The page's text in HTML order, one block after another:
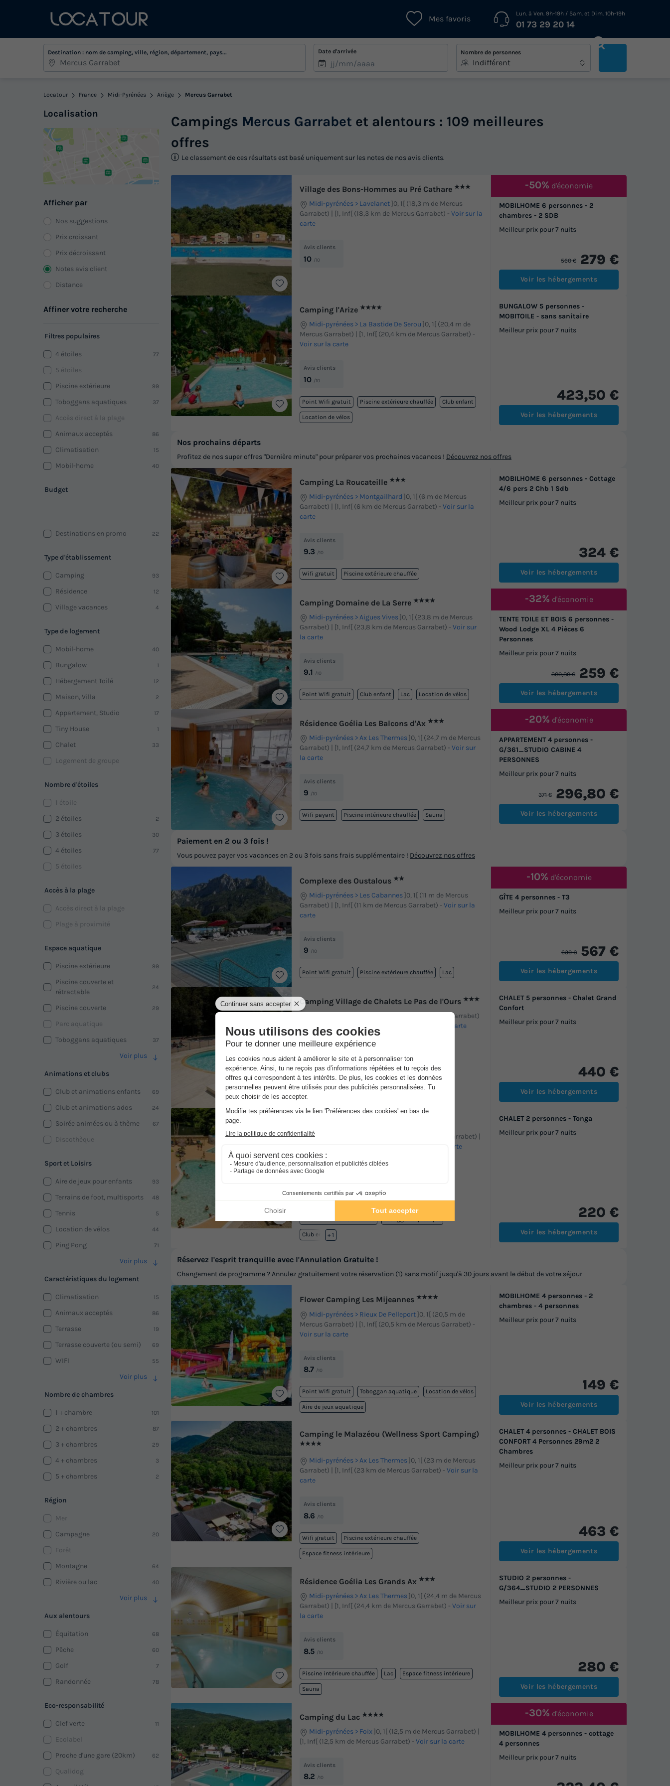
Mes favoris
Lun. à Ven. 9h-19h / Sam. et Dim. 10h-19h
01 73 29 20 14
Destination : nom de camping, ville, région, département, pays... Date d'arrivée Nombre de personnes
Indifférent
Locatour France Midi-Pyrénées Ariège Mercus Garrabet
Localisation
Afficher par
Nos suggestions
Prix croissant
Prix décroissant
Notes avis client
Distance
Affiner votre recherche
Filtres populaires
4 étoiles 77
5 étoiles
Piscine extérieure
99
Toboggans aquatiques 37
Accès direct à la plage
Animaux acceptés
86
Climatisation 15
Mobil-home 40
Budget
Destinations en promo 22
Type d'établissement
Camping 93
Résidence 12
Village vacances 4
Type de logement
Mobil-home 40
Bungalow 1
Hébergement Toilé 12
Maison, Villa 2
Appartement, Studio 17
Tiny House 1
Chalet 33
Logement de groupe
Nombre d'étoiles
1 étoile
2 étoiles
2
3 étoiles 30
4 étoiles 77
5 étoiles
Accès à la plage
Accès direct à la plage
Plage à proximité
Espace aquatique
Piscine extérieure 99
Piscine couverte et
rétractable
24
Piscine couverte 29
Parc aquatique
Toboggans aquatiques
37
Voir plus
Animations et clubs
Club et animations enfants 69
Club et animations ados 24
Soirée animées ou à thème 67
Discothèque
Sport et Loisirs
Aire de jeux pour enfants 93
Terrains de foot, multisports 48
Tennis 5
Location de vélos 44
Ping Pong 71
Voir plus
Caractéristiques du logement
Climatisation 15
Animaux acceptés 86
Terrasse 19
Terrasse couverte (ou semi) 69
WIFI 55
Voir plus
Nombre de chambres
1 + chambre 101
2 + chambres 87
3 + chambres 29
4 + chambres 3
5 + chambres 2
Région
Mer
Campagne
20
Forêt
Montagne
64
Rivière ou lac 40
Voir plus
Aux alentours
Équitation 68
Pêche 60
Golf 7
Randonnée 78
Eco-responsabilité
Clef verte 11
Ecolabel
Proche d'une gare (20km)
62
Qualidog
Campings Mercus Garrabet et alentours : 109 meilleures
offres
Le classement de ces résultats est basé uniquement sur les notes de nos avis clients.
Village des Bons-Hommes au Pré Cathare ★★★
Midi-pyrénées Lavelanet]0, 1[ (18,3 m de Mercus
Garrabet) | [1, Inf[ (18,3 km de Mercus Garrabet) - Voir sur la
carte
Avis clients
10 /10
MOBILHOME 6 personnes - 2
chambres - 2 SDB
Meilleur prix pour 7 nuits
560 € 279 €
-50% d'économie
Voir les hébergements
Camping l'Arize ★★★★
Midi-pyrénées La Bastide De Serou ]0, 1[ (20,4 m de
Mercus Garrabet) | [1, Inf[ (20,4 km de Mercus Garrabet) -
Voir sur la carte
Avis clients
10 /10
Point Wifi gratuit Piscine extérieure chauffée Club enfant
Location de vélos
BUNGALOW 5 personnes -
MOBITOILE - sans sanitaire
Meilleur prix pour 7 nuits
423,50 €
Voir les hébergements
Camping La Roucateille ★★★
Midi-pyrénées Montgailhard ]0, 1[ (6 m de Mercus
Garrabet) | [1, Inf[ (6 km de Mercus Garrabet) - Voir sur la
carte
Avis clients
9.3 /10
Wifi gratuit Piscine extérieure chauffée
MOBILHOME 6 personnes - Cottage
4/6 pers 2 Chb 1 Sdb
Meilleur prix pour 7 nuits
324 €
Voir les hébergements
Camping Domaine de La Serre ★★★★
Midi-pyrénées Aigues Vives]0, 1[ (23,8 m de Mercus
Garrabet) | [1, Inf[ (23,8 km de Mercus Garrabet) - Voir sur
la carte
Avis clients
9.1 /10
Point Wifi gratuit Club enfant Lac Location de vélos
TENTE TOILE ET BOIS 6 personnes -
Wood Lodge XL 4 Pièces 6
Personnes
Meilleur prix pour 7 nuits
380,88 € 259 €
-32% d'économie
Voir les hébergements
Résidence Goélia Les Balcons d'Ax ★★★
Midi-pyrénées Ax Les Thermes]0, 1[ (24,7 m de Mercus
Garrabet) | [1, Inf[ (24,7 km de Mercus Garrabet) - Voir sur
la carte
Avis clients
9 /10
Wifi payant Piscine intérieure chauffée Sauna
APPARTEMENT 4 personnes -
G/361_STUDIO CABINE 4
PERSONNES
Meilleur prix pour 7 nuits
371 € 296,80 €
-20% d'économie
Voir les hébergements
Complexe des Oustalous ★★
Midi-pyrénées Les Cabannes]0, 1[ (11 m de Mercus
Garrabet) | [1, Inf[ (11 km de Mercus Garrabet) - Voir sur la
carte
Avis clients
9 /10
Point Wifi gratuit Piscine extérieure chauffée Lac
GÎTE 4 personnes - T3
Meilleur prix pour 7 nuits
630 € 567 €
-10% d'économie
Voir les hébergements
Camping Village de Chalets Le Pas de l'Ours ★★★
]0, 1[ (12,1 m de Mercus Garrabet)
| [1, Inf[ (12,1 km de Mercus Garrabet)
Voir sur la carte
8.9 /10
CHALET 5 personnes - Chalet Grand
Confort
Meilleur prix pour 7 nuits
440 €
Voir les hébergements
Midi-pyrénées
]0, 1[ (7,8 m de Mercus Garrabet) |
Voir sur la carte
Avis clients
Club enfant
+ 1
CHALET 2 personnes - Tonga
Meilleur prix pour 7 nuits
220 €
Voir les hébergements
Flower Camping Les Mijeannes ★★★★
Midi-pyrénées Rieux De Pelleport]0, 1[ (20,5 m de
Mercus Garrabet) | [1, Inf[ (20,5 km de Mercus Garrabet) -
Voir sur la carte
Avis clients
8.7 /10
Point Wifi gratuit Toboggan aquatique Location de vélos
Aire de jeux aquatique
MOBILHOME 4 personnes - 2
chambres - 4 personnes
Meilleur prix pour 7 nuits
149 €
Voir les hébergements
Camping le Malazéou (Wellness Sport Camping)
★★★★
Midi-pyrénées Ax Les Thermes]0, 1[ (23 m de Mercus
Garrabet) | [1, Inf[ (23 km de Mercus Garrabet) - Voir sur la
carte
Avis clients
8.6 /10
Wifi gratuit Piscine extérieure chauffée
Espace fitness intérieure
CHALET 4 personnes - CHALET BOIS
CONFORT 4 Personnes 29m2 2
Chambres
Meilleur prix pour 7 nuits
463 €
Voir les hébergements
Résidence Goélia Les Grands Ax ★★★
Midi-pyrénées Ax Les Thermes]0, 1[ (24,4 m de Mercus
Garrabet) | [1, Inf[ (24,4 km de Mercus Garrabet) - Voir sur
la carte
Avis clients
8.5 /10
Piscine intérieure chauffée Lac Espace fitness intérieure
Sauna
STUDIO 2 personnes -
G/364_STUDIO 2 PERSONNES
Meilleur prix pour 7 nuits
280 €
Voir les hébergements
Camping du Lac ★★★★
Midi-pyrénées Foix]0, 1[ (12,5 m de Mercus Garrabet) |
[1, Inf[ (12,5 km de Mercus Garrabet) - Voir sur la carte
Avis clients
8.2 /10
MOBILHOME 4 personnes - cottage
4 personnes
Meilleur prix pour 7 nuits
-30% d'économie
Nos prochains départs
Profitez de nos super offres "Dernière minute" pour préparer vos prochaines vacances ! Découvrez nos offres
Paiement en 2 ou 3 fois !
Vous pouvez payer vos vacances en 2 ou 3 fois sans frais supplémentaire ! Découvrez nos offres
Réservez l'esprit tranquille avec l'Annulation Gratuite !
Changement de programme ? Annulez gratuitement votre réservation (1) sans motif jusqu'à 30 jours avant le début de votre séjour